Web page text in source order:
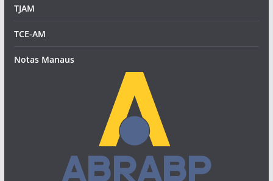
TJAM
TCE-AM
Notas Manaus